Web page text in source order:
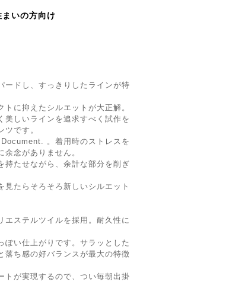
まいの方向け
ードし、すっきりしたラインが特
に抑えたシルエットが大正解。
美しいラインを追求すべく試作を
です。
。着用時のストレスを
念がありません。
持たせながら、余計な部分を削ぎ
見たらそろそろ新しいシルエット
エステルツイルを採用。耐久性に
ぽい仕上がりです。サラッとした
落ち感の好バランスが最大の特徴
トが実現するので、つい毎朝出掛